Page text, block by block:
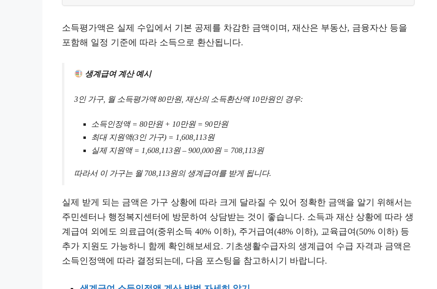
소득평가액은 실제 수입에서 기본 공제를 차감한 금액이며, 재산은 부동산, 금융자산 등을
포함해 일정 기준에 따라 소득으로 환산됩니다.
생계급여 계산 예시
3인 가구, 월 소득평가액 80만원, 재산의 소득환산액 10만원인 경우:
소득인정액 = 80만원 + 10만원 = 90만원
최대 지원액(3인 가구) = 1,608,113원
실제 지원액 = 1,608,113원 – 900,000원 = 708,113원
따라서 이 가구는 월 708,113원의 생계급여를 받게 됩니다.
실제 받게 되는 금액은 가구 상황에 따라 크게 달라질 수 있어 정확한 금액을 알기 위해서는
주민센터나 행정복지센터에 방문하여 상담받는 것이 좋습니다. 소득과 재산 상황에 따라 생
계급여 외에도 의료급여(중위소득 40% 이하), 주거급여(48% 이하), 교육급여(50% 이하) 등
추가 지원도 가능하니 함께 확인해보세요. 기초생활수급자의 생계급여 수급 자격과 금액은
소득인정액에 따라 결정되는데, 다음 포스팅을 참고하시기 바랍니다.